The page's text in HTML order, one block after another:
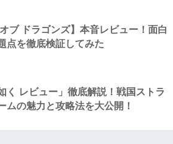
オブ ドラゴンズ】本音レビュー！面白
点を徹底検証してみた
く レビュー」徹底解説！戦国ストラ
ムの魅力と攻略法を大公開！